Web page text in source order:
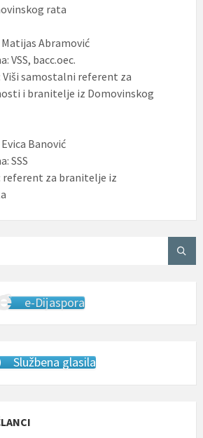
rata
Abramović
VSS, bacc.oec.
samostalni referent za
i branitelje iz Domovinskog
Banović
SSS
za branitelje iz
e-Dijaspora
Službena glasila